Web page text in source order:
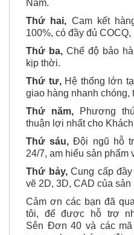
Nhập khẩu
Nam.
Thứ hai,Cam kết
100%, có đầy đủ COCQ,
Thứ ba,
kịp thời.
Thứ tư,Hệ thống lớn
giao hàng nhanh chóng,
Thứ năm,Phương
thuận lợi nhất cho
Thứ sáu,Đội ngũ hỗ
24/7, am hiểu sản phẩm
Thứ bảy, Cung cấp
vẽ 2D, 3D, CAD của sản
Cảm ơn các bạn đã
tôi, để được hỗ trợ